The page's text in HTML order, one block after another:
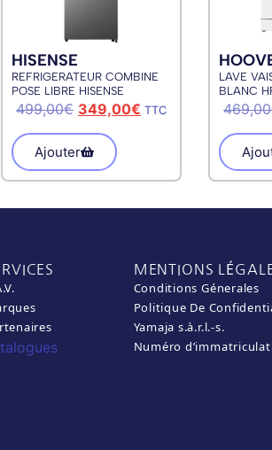
HISENSE
REFRIGERATEUR COMBINE
POSE LIBRE HISENSE
RT161D4ADE
499,00€ 349,00€ TTC
Ajouter
LAVE
BLANC
469,00
MENTIONS
Conditions Génerales
Politique De
Yamaja s.à.r.l.-s.
Numéro